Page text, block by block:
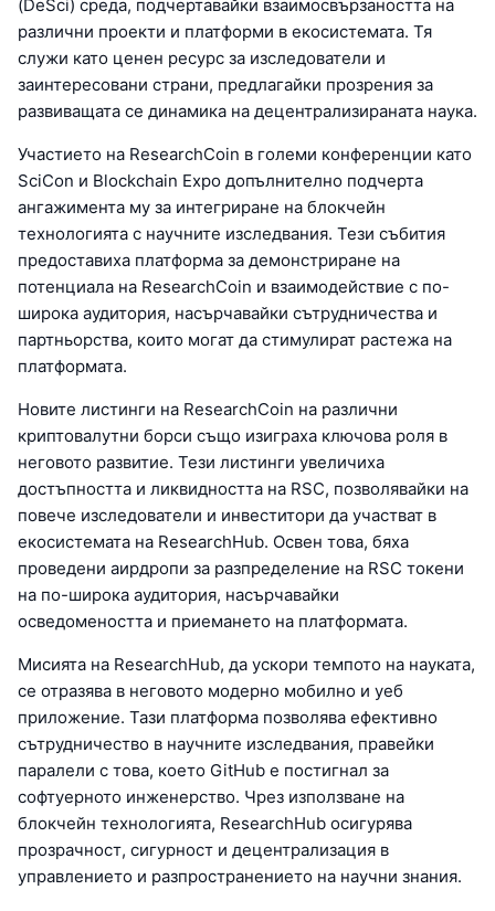
(DeSci) среда, подчертавайки взаимосвързаността на
различни проекти и платформи в екосистемата. Тя
служи като ценен ресурс за изследователи и
заинтересовани страни, предлагайки прозрения за
развиващата се динамика на децентрализираната наука.
Участието на ResearchCoin в големи конференции като
SciCon и Blockchain Expo допълнително подчерта
ангажимента му за интегриране на блокчейн
технологията с научните изследвания. Тези събития
предоставиха платформа за демонстриране на
потенциала на ResearchCoin и взаимодействие с по-
широка аудитория, насърчавайки сътрудничества и
партньорства, които могат да стимулират растежа на
платформата.
Новите листинги на ResearchCoin на различни
криптовалутни борси също изиграха ключова роля в
неговото развитие. Тези листинги увеличиха
достъпността и ликвидността на RSC, позволявайки на
повече изследователи и инвеститори да участват в
екосистемата на ResearchHub. Освен това, бяха
проведени аирдропи за разпределение на RSC токени
на по-широка аудитория, насърчавайки
осведомеността и приемането на платформата.
Мисията на ResearchHub, да ускори темпото на науката,
се отразява в неговото модерно мобилно и уеб
приложение. Тази платформа позволява ефективно
сътрудничество в научните изследвания, правейки
паралели с това, което GitHub е постигнал за
софтуерното инженерство. Чрез използване на
блокчейн технологията, ResearchHub осигурява
прозрачност, сигурност и децентрализация в
управлението и разпространението на научни знания.